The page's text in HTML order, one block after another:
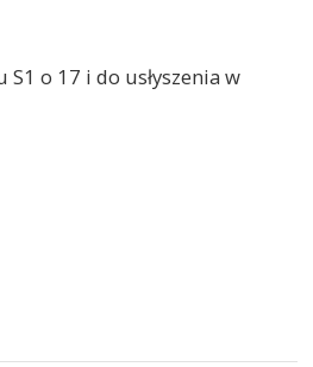
o 17 i do usłyszenia w